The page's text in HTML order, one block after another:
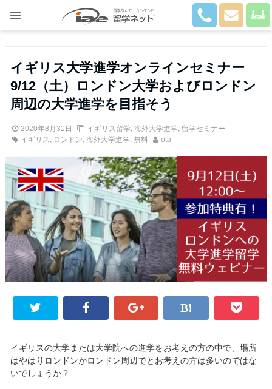
イギリス大学進学オンラインセミナー
9/12（土）ロンドン大学およびロンドン
周辺の大学進学を目指そう
2020年8月31日 イギリス留学, 海外大学進学, 留学セミナー
イギリス, ロンドン, 海外大学進学, 無料 ota
イギリスの大学または大学院への進学をお考えの方の中で、場所
はやはりロンドンかロンドン周辺でとお考えの方は多いのではな
いでしょうか？